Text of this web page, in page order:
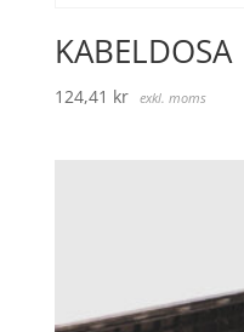
KABELDOSA
124,41 kr exkl. moms